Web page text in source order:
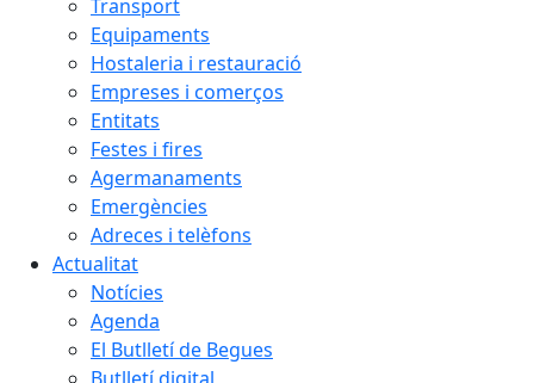
Transport
Equipaments
Hostaleria i restauració
Empreses i comerços
Entitats
Festes i fires
Agermanaments
Emergències
Adreces i telèfons
Actualitat
Notícies
Agenda
El Butlletí de Begues